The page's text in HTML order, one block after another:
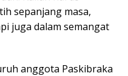
sepanjang masa,
juga dalam semangat
anggota Paskibraka